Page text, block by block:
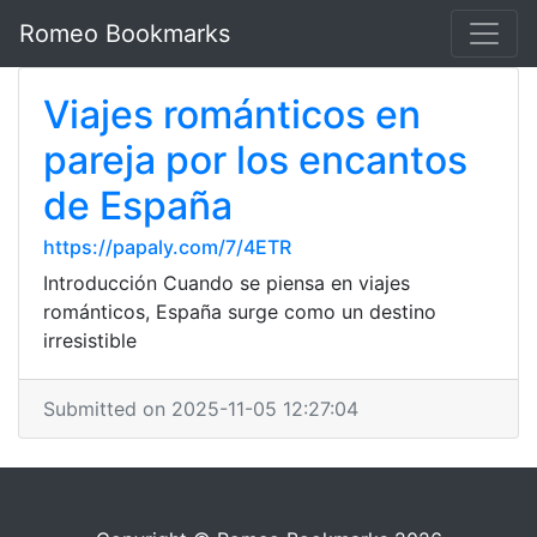
Romeo Bookmarks
Viajes románticos en
pareja por los encantos
de España
https://papaly.com/7/4ETR
Introducción Cuando se piensa en viajes
románticos, España surge como un destino
irresistible
Submitted on 2025-11-05 12:27:04